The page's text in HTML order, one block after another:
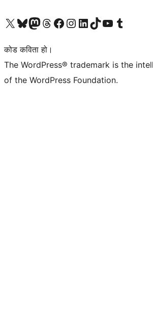
हाम्रो X (पहिले ट्विटर) खातामा जानुहोस्
हाम्रो Bluesky खाता भ्रमण गर्नुहोस्
हाम्रो म्यास्टोडन खाता भ्रमण गर्नुहोस्
हाम्रो थ्रेड्स खातामा जानुहोस्
हाम्रो फेसबुक पेजमा जानुहोस्
हाम्रो इन्स्टाग्राम खातामा जानुहोस्
हाम्रो लिङ्क्डइन खातामा जानुहोस्
हाम्रो TikTok खाता भ्रमण गर्नुहोस्
हाम्रो युट्युब च्यानलमा जानुहोस्
हाम्रो टम्बलर खाता भ्रमण गर्नुहोस्
कोड कविता हो।
The WordPress® trademark is the
of the WordPress Foundation.